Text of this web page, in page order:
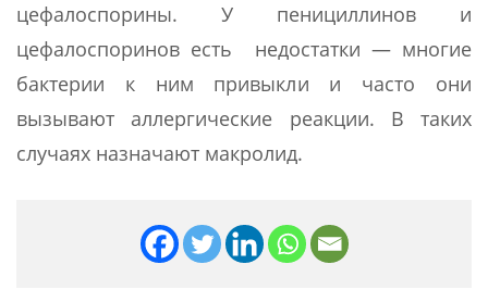
цефалоспорины. У пенициллинов и
цефалоспоринов есть недостатки — многие
бактерии к ним привыкли и часто они
вызывают аллергические реакции. В таких
случаях назначают макролид.